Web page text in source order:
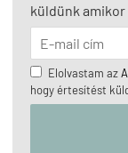
küldünk
Elolvastam az
hogy értesítést